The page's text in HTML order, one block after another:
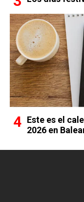
Este es el
2026 en